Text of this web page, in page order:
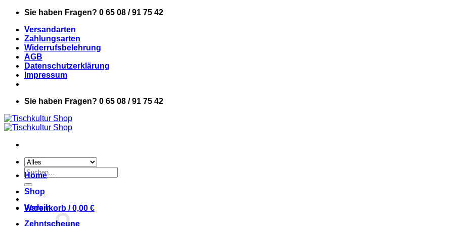
Zum
springen
Sie haben Fragen? 0 65 08 / 91 75 42
Versandarten
Zahlungsarten
Widerrufsbelehrung
AGB
Datenschutzerklärung
Impressum
Sie haben Fragen? 0 65 08 / 91 75 42
Suchen
nach:
Warenkorb /0,00 €
Home
Shop
Verleih
Zehntscheune